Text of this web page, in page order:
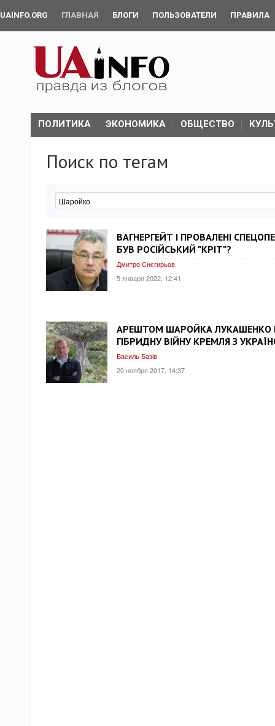
UAINFO.ORG ГЛАВНАЯ БЛОГИ ПОЛЬЗОВАТЕЛИ ПРАВИЛА
ПОЛИТИКА ЭКОНОМИКА ОБЩЕСТВО
Поиск по тегам
ВАГНЕРГЕЙТ І ПРОВАЛЕНІ
БУВ РОСІЙСЬКИЙ "КРІТ"?
Дмитро Снєгирьов
5 января 2022, 12:41
АРЕШТОМ ШАРОЙКА ЛУКАШЕНКО
ГІБРИДНУ ВІЙНУ КРЕМЛЯ З
Василь Базів
20 ноября 2017, 14:37